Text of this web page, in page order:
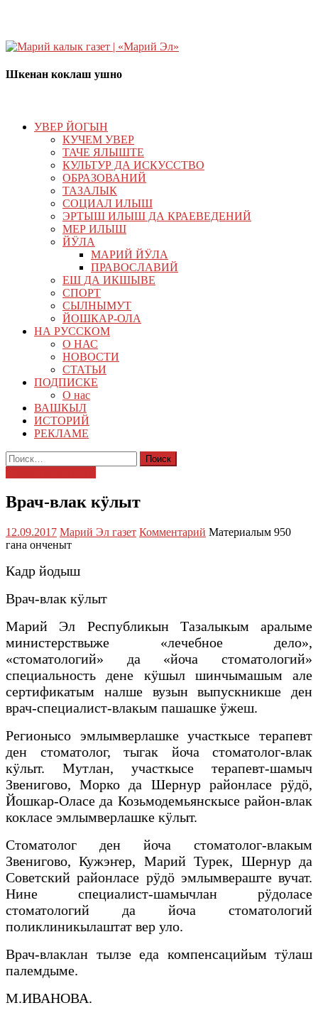
Шкенан коклаш ушно
УВЕР ЙОГЫН
КУЧЕМ УВЕР
ТАЧЕ ЯЛЫШТЕ
КУЛЬТУР ДА ИСКУССТВО
ОБРАЗОВАНИЙ
ТАЗАЛЫК
СОЦИАЛ ИЛЫШ
ЭРТЫШ ИЛЫШ ДА КРАЕВЕДЕНИЙ
МЕР ИЛЫШ
ЙӰЛА
МАРИЙ ЙӰЛА
ПРАВОСЛАВИЙ
ЕШ ДА ИКШЫВЕ
СПОРТ
СЫЛНЫМУТ
ЙОШКАР-ОЛА
НА РУССКОМ
О НАС
НОВОСТИ
СТАТЬИ
ПОДПИСКЕ
О нас
ВАШКЫЛ
ИСТОРИЙ
РЕКЛАМЕ
Найти:
Врач-влак кӱлыт
12.09.2017 Марий Эл газет Комментарий Материалым 950
гана онченыт
Кадр йодыш
Врач-влак кӱлыт
Марий Эл Республикын Тазалыкым аралыме
министерствыже «лечебное дело»,
«стоматологий» да «йоча стоматологий»
специальность дене кӱшыл шинчымашым але
сертификатым налше вузын выпускникше ден
врач-специалист-влакым пашашке ӱжеш.
Регионысо эмлымверлашке участкысе терапевт
ден стоматолог, тыгак йоча стоматолог-влак
кӱлыт. Мутлан, участкысе терапевт-шамыч
Звенигово, Морко да Шернур районласе рӱдӧ,
Йошкар-Оласе да Козьмодемьянскысе район-влак
кокласе эмлымверлашке кӱлыт.
Стоматолог ден йоча стоматолог-влакым
Звенигово, Кужэҥер, Марий Турек, Шернур да
Советский районласе рӱдӧ эмлымвераште вучат.
Нине специалист-шамычлан рӱдоласе
стоматологий да йоча стоматологий
поликлиникылаштат вер уло.
Врач-влаклан тылзе еда компенсацийым тӱлаш
палемдыме.
М.ИВАНОВА.